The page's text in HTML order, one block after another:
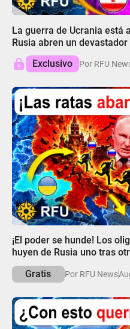
La guerra de Ucrania está
Rusia abren un
Exclusivo
Por RFU
¡El poder se hunde! Los
huyen de Rusia uno tras
Gratis
Por RFU News